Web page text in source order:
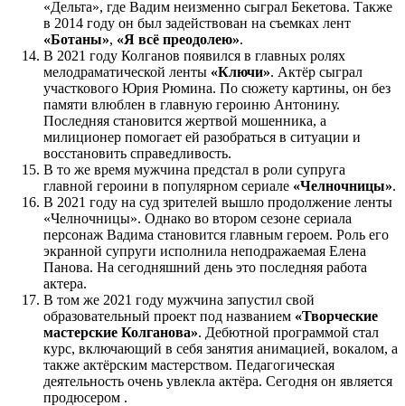
«Дельта», где Вадим неизменно сыграл Бекетова. Также
в 2014 году он был задействован на съемках лент
«Ботаны», «Я всё преодолею».
В 2021 году Колганов появился в главных ролях
мелодраматической ленты «Ключи». Актёр сыграл
участкового Юрия Рюмина. По сюжету картины, он без
памяти влюблен в главную героиню Антонину.
Последняя становится жертвой мошенника, а
милиционер помогает ей разобраться в ситуации и
восстановить справедливость.
В то же время мужчина предстал в роли супруга
главной героини в популярном сериале «Челночницы».
В 2021 году на суд зрителей вышло продолжение ленты
«Челночницы». Однако во втором сезоне сериала
персонаж Вадима становится главным героем. Роль его
экранной супруги исполнила неподражаемая Елена
Панова. На сегодняшний день это последняя работа
актера.
В том же 2021 году мужчина запустил свой
образовательный проект под названием «Творческие
мастерские Колганова». Дебютной программой стал
курс, включающий в себя занятия анимацией, вокалом, а
также актёрским мастерством. Педагогическая
деятельность очень увлекла актёра. Сегодня он является
продюсером .